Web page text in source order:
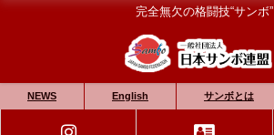
完全無欠の格闘技“サンボ”
NEWS English サンボとは